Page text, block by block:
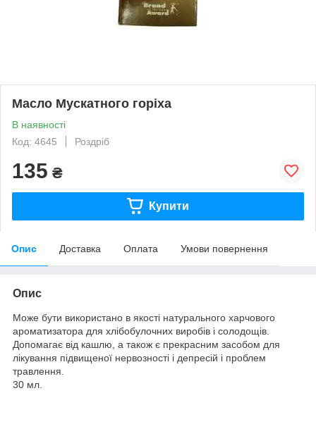
Масло Мускатного горіха
В наявності
Код: 4645
Роздріб
135 ₴
Купити
Опис Доставка Оплата Умови повернення
Опис
Може бути використано в якості натурального харчового
ароматизатора для хлібобулочних виробів і солодощів.
Допомагає від кашлю, а також є прекрасним засобом для
лікування підвищеної нервозності і депресій і проблем
травлення.
30 мл.